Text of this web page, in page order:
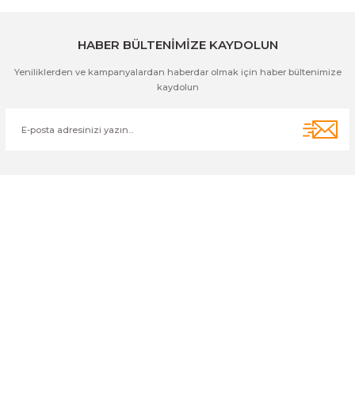
HABER BÜLTENİMİZE KAYDOLUN
Yeniliklerden ve kampanyalardan haberdar olmak için haber bültenimize
kaydolun